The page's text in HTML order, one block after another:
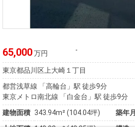
65,000万円 -
東京都品川区上大崎１丁目
都営浅草線 「高輪台」駅 徒歩9分
東京メトロ南北線 「白金台」駅 徒歩9分
建物面積 343.94m² (104.04坪) 築年月